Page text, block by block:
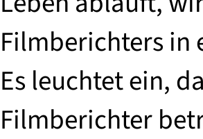
Filmberichters in
Es leuchtet ein,
Filmberichter